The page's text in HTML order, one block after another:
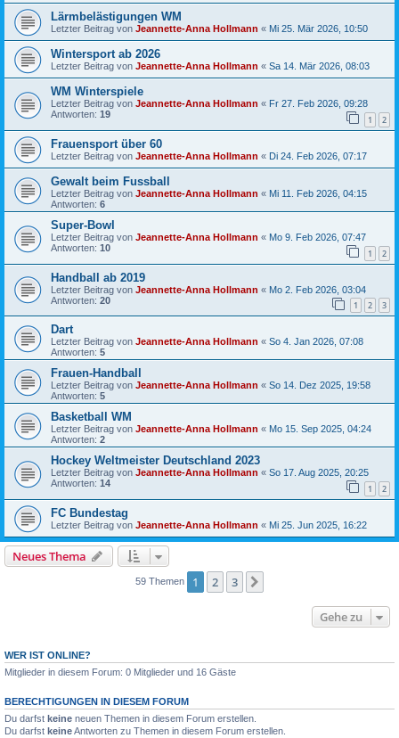
Lärmbelästigungen WM
Letzter Beitrag von Jeannette-Anna Hollmann « Mi 25. Mär 2026, 10:50
Wintersport ab 2026
Letzter Beitrag von Jeannette-Anna Hollmann « Sa 14. Mär 2026, 08:03
WM Winterspiele
Letzter Beitrag von Jeannette-Anna Hollmann « Fr 27. Feb 2026, 09:28
Antworten: 19 1 2
Frauensport über 60
Letzter Beitrag von Jeannette-Anna Hollmann « Di 24. Feb 2026, 07:17
Gewalt beim Fussball
Letzter Beitrag von Jeannette-Anna Hollmann « Mi 11. Feb 2026, 04:15
Antworten: 6
Super-Bowl
Letzter Beitrag von Jeannette-Anna Hollmann « Mo 9. Feb 2026, 07:47
Antworten: 10 1 2
Handball ab 2019
Letzter Beitrag von Jeannette-Anna Hollmann « Mo 2. Feb 2026, 03:04
Antworten: 20 1 2 3
Dart
Letzter Beitrag von Jeannette-Anna Hollmann « So 4. Jan 2026, 07:08
Antworten: 5
Frauen-Handball
Letzter Beitrag von Jeannette-Anna Hollmann « So 14. Dez 2025, 19:58
Antworten: 5
Basketball WM
Letzter Beitrag von Jeannette-Anna Hollmann « Mo 15. Sep 2025, 04:24
Antworten: 2
Hockey Weltmeister Deutschland 2023
Letzter Beitrag von Jeannette-Anna Hollmann « So 17. Aug 2025, 20:25
Antworten: 14 1 2
FC Bundestag
Letzter Beitrag von Jeannette-Anna Hollmann « Mi 25. Jun 2025, 16:22
Neues Thema
59 Themen 1 2 3
Gehe zu
WER IST ONLINE?
Mitglieder in diesem Forum: 0 Mitglieder und 16 Gäste
BERECHTIGUNGEN IN DIESEM FORUM
Du darfst keine neuen Themen in diesem Forum erstellen.
Du darfst keineAntworten zu Themen in diesem Forum erstellen.